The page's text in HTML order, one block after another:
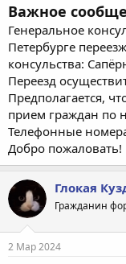
Важное
Генеральное
Петербурге
консульства:
Переезд
Предполагается,
прием граждан по
Телефонные
Добро пожаловать!
Глокая
Гражданин
2 Мар 2024